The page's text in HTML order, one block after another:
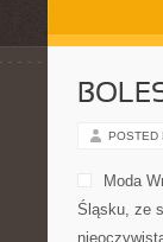
POSTED
Moda
Śląsku, ze